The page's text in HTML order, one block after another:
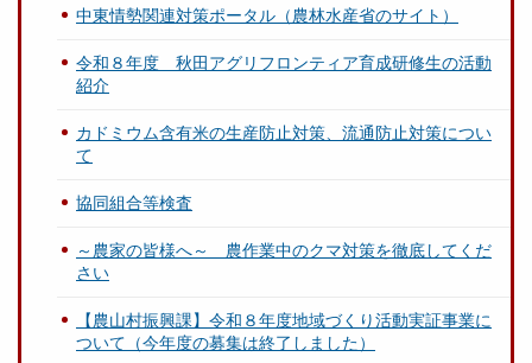
中東情勢関連対策ポータル（農林水産省のサイト）
令和８年度 秋田アグリフロンティア育成研修生の活動
紹介
カドミウム含有米の生産防止対策、流通防止対策につい
て
協同組合等検査
～農家の皆様へ～ 農作業中のクマ対策を徹底してくだ
さい
【農山村振興課】令和８年度地域づくり活動実証事業に
ついて（今年度の募集は終了しました）